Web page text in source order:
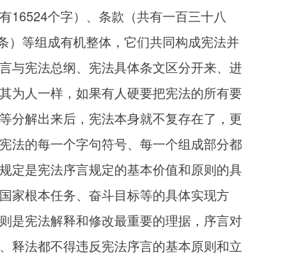
16524个字）、条款（共有一百三十八
）等组成有机整体，它们共同构成宪法并
与宪法总纲、宪法具体条文区分开来、进
为人一样，如果有人硬要把宪法的所有要
分解出来后，宪法本身就不复存在了，更
法的每一个字句符号、每一个组成部分都
定是宪法序言规定的基本价值和原则的具
家根本任务、奋斗目标等的具体实现方
是宪法解释和修改最重要的理据，序言对
释法都不得违反宪法序言的基本原则和立